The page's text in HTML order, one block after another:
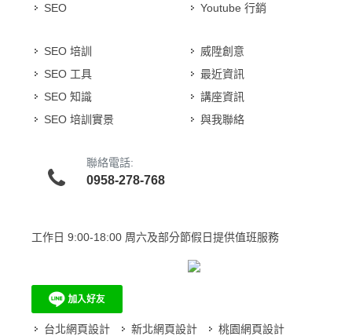
SEO
Youtube 行銷
SEO 培訓
SEO 工具
SEO 知識
SEO 培訓實景
威陞創意
最近資訊
講座資訊
與我聯絡
聯絡電話:
0958-278-768
工作日 9:00-18:00 周六及部分節假日提供值班服務
台北網頁設計 新北網頁設計
桃園網頁設計